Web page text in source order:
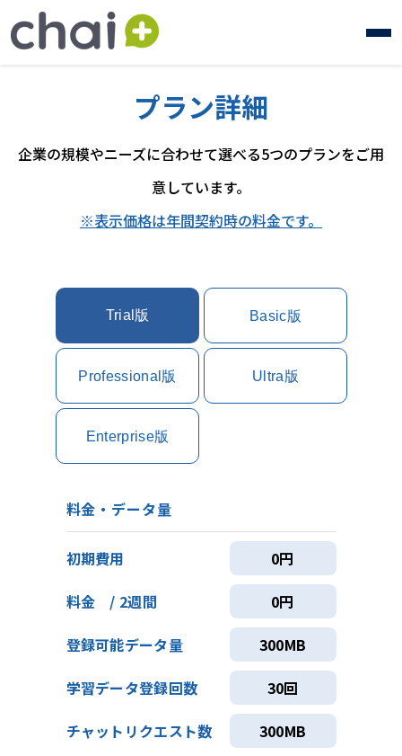
プラン詳細
企業の規模やニーズに合わせて選べる5つのプランをご用
意しています。
※表示価格は年間契約時の料金です。
Trial版 Basic版
Professional版 Ultra版
Enterprise版
料金・データ量
初期費用
0円
料金 / 2週間
0円
登録可能データ量
300MB
学習データ登録回数
30回
チャットリクエスト数
300MB